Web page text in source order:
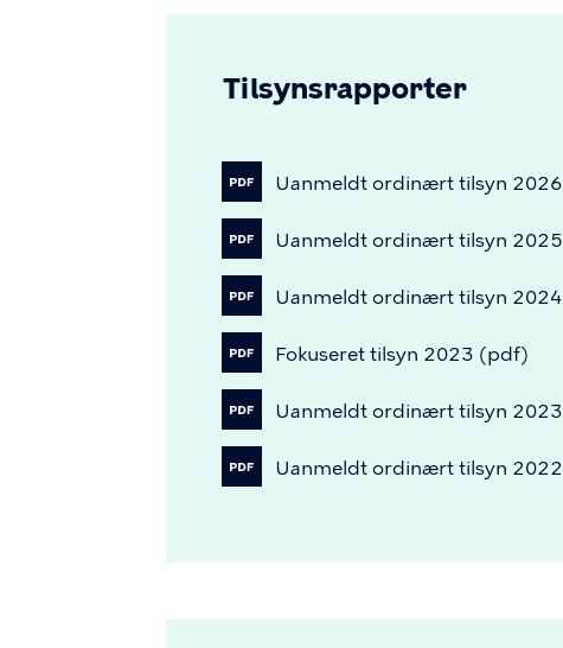
Tilsynsrapporter
Uanmeldt ordinært tilsyn 2026
Uanmeldt ordinært tilsyn 2025
Uanmeldt ordinært tilsyn 2024
Fokuseret tilsyn 2023 (pdf)
Uanmeldt ordinært tilsyn 2023
Uanmeldt ordinært tilsyn 2022